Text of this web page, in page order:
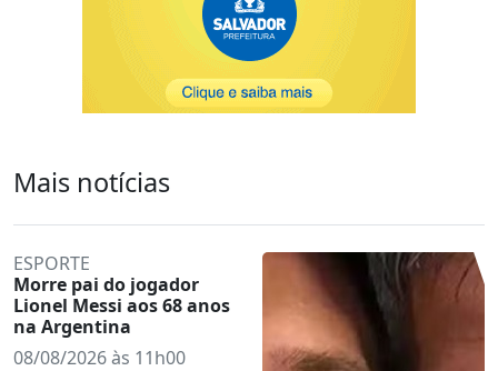
Mais notícias
ESPORTE
Morre pai do jogador
Lionel Messi aos 68 anos
na Argentina
08/08/2026 às 11h00